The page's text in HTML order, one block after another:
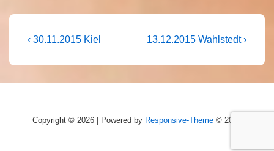
Beitragsnavigation
Vorheriger
ist
‹ 30.11.2015 Kiel
Nächster
ist
13.12.2015 Wahlstedt ›
Copyright © 2026 | Powered by Responsive-Theme © 2026